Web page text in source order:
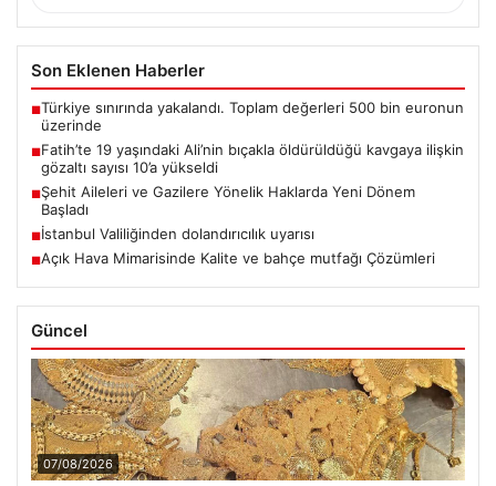
Son Eklenen Haberler
■Türkiye sınırında yakalandı. Toplam değerleri 500 bin euronun
üzerinde
■Fatih’te 19 yaşındaki Ali’nin bıçakla öldürüldüğü kavgaya ilişkin
gözaltı sayısı 10’a yükseldi
■Şehit Aileleri ve Gazilere Yönelik Haklarda Yeni Dönem
Başladı
■İstanbul Valiliğinden dolandırıcılık uyarısı
■Açık Hava Mimarisinde Kalite ve bahçe mutfağı Çözümleri
Güncel
07/08/2026